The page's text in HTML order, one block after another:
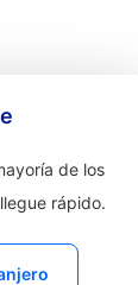
de los
rápido.